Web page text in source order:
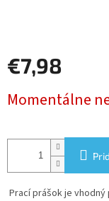
€7,98
cena:
Momentálne
Prací prášok je